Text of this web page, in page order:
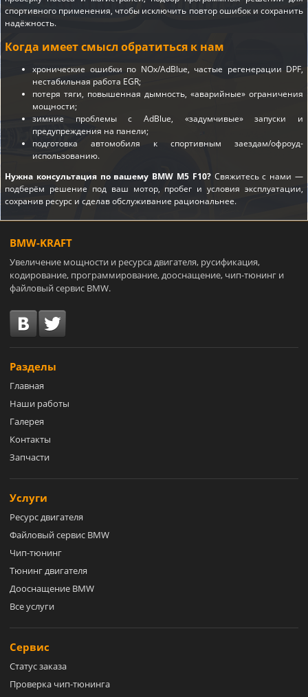
спортивного применения, чтобы исключить повтор ошибок и сохранить
надёжность.
Когда имеет смысл обратиться к нам
хронические ошибки по NOx/AdBlue, частые регенерации DPF,
нестабильная работа EGR;
потеря тяги, повышенная дымность, «аварийные» ограничения
мощности;
зимние проблемы с AdBlue, «задумчивые» запуски и
предупреждения на панели;
подготовка автомобиля к спортивным заездам/офроуд-
использованию.
Нужна консультация по вашему BMW M5 F10?Свяжитесь с нами —
подберём решение под ваш мотор, пробег и условия эксплуатации,
сохранив ресурс и сделав обслуживание рациональнее.
BMW-KRAFT
Увеличение мощности и ресурса двигателя, русификация,
кодирование, программирование, дооснащение, чип-тюнинг и
файловый сервис BMW.
Разделы
Главная
Наши работы
Галерея
Контакты
Запчасти
Услуги
Ресурс двигателя
Файловый сервис BMW
Чип-тюнинг
Тюнинг двигателя
Дооснащение BMW
Все услуги
Сервис
Статус заказа
Проверка чип-тюнинга